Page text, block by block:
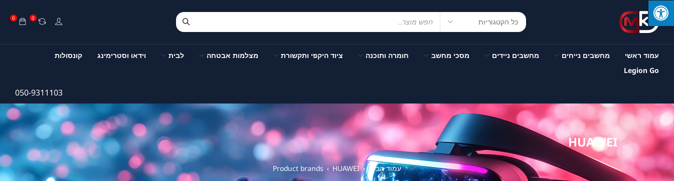
0 0
עמוד ראשי מחשבים נייחים מחשבים ניידים מסכי מחשב חומרה ותוכנה ציוד היקפי ותקשורת מצלמות אבטחה לבית וידאו וסטרימינג
קונסולות
Legion Go
050-9311103
HUAWEI
עמוד הבית ›
Product brands › HUAWEI